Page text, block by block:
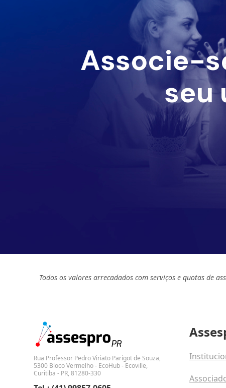
Associe-
seu
Todos os valores arrecadados com serviços e quotas de
Rua Professor Pedro Viriato Parigot de Souza,
5300 Bloco Vermelho - EcoHub - Ecoville,
Curitiba - PR, 81280-330